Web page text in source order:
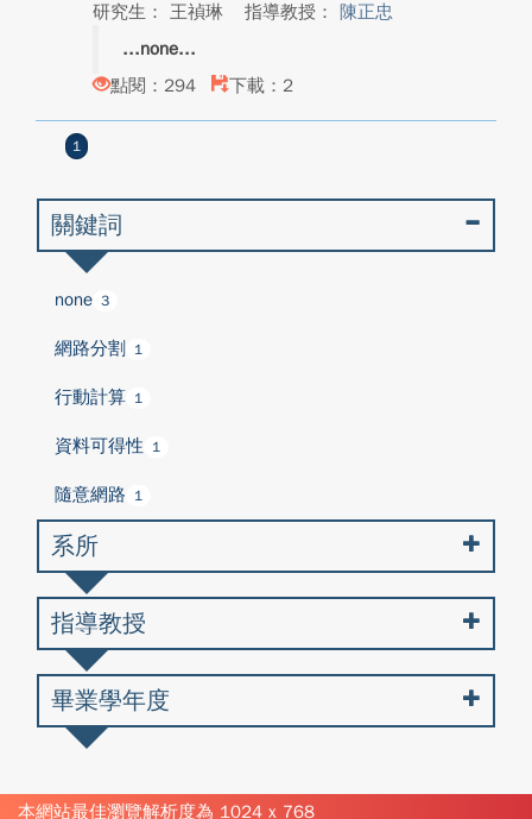
研究生： 王禎琳
指導教授： 陳正忠
none
點閱：294
下載：2
1
關鍵詞
none 3
網路分割 1
行動計算 1
資料可得性 1
隨意網路 1
系所
指導教授
畢業學年度
本網站最佳瀏覽解析度為 1024 x 768